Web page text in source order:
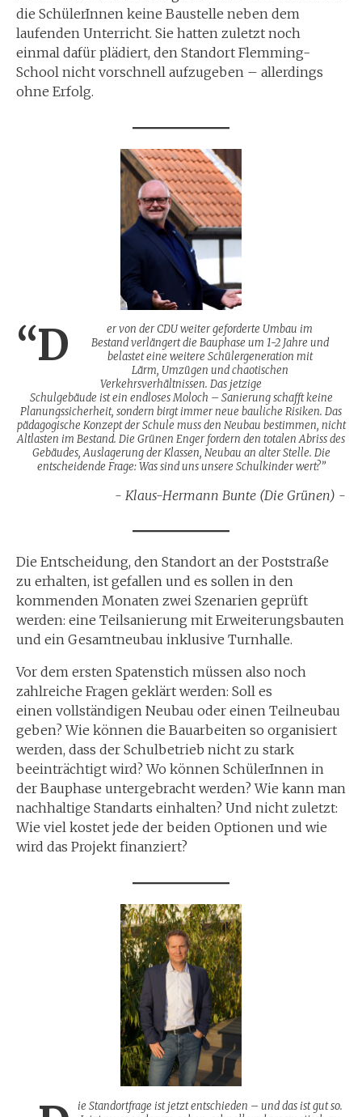
die SchülerInnen keine Baustelle neben dem
laufenden Unterricht. Sie hatten zuletzt noch
einmal dafür plädiert, den Standort Flemming-
School nicht vorschnell aufzugeben – allerdings
ohne Erfolg.
“D
er von der CDU weiter geforderte Umbau im
Bestand verlängert die Bauphase um 1-2 Jahre und
belastet eine weitere Schülergeneration mit
Lärm, Umzügen und chaotischen
Verkehrsverhältnissen. Das jetzige
Schulgebäude ist ein endloses Moloch – Sanierung schafft keine
Planungssicherheit, sondern birgt immer neue bauliche Risiken. Das
pädagogische Konzept der Schule muss den Neubau bestimmen, nicht
Altlasten im Bestand. Die Grünen Enger fordern den totalen Abriss des
Gebäudes, Auslagerung der Klassen, Neubau an alter Stelle. Die
entscheidende Frage: Was sind uns unsere Schulkinder wert?”
Klaus-Hermann Bunte (Die Grünen)
Die Entscheidung, den Standort an der Poststraße
zu erhalten, ist gefallen und es sollen in den
kommenden Monaten zwei Szenarien geprüft
werden: eine Teilsanierung mit Erweiterungsbauten
und ein Gesamtneubau inklusive Turnhalle.
Vor dem ersten Spatenstich müssen also noch
zahlreiche Fragen geklärt werden: Soll es
einen vollständigen Neubau oder einen Teilneubau
geben? Wie können die Bauarbeiten so organisiert
werden, dass der Schulbetrieb nicht zu stark
beeinträchtigt wird? Wo können SchülerInnen in
der Bauphase untergebracht werden? Wie kann man
nachhaltige Standarts einhalten? Und nicht zuletzt:
Wie viel kostet jede der beiden Optionen und wie
wird das Projekt finanziert?
ie Standortfrage ist jetzt entschieden – und das ist gut so.